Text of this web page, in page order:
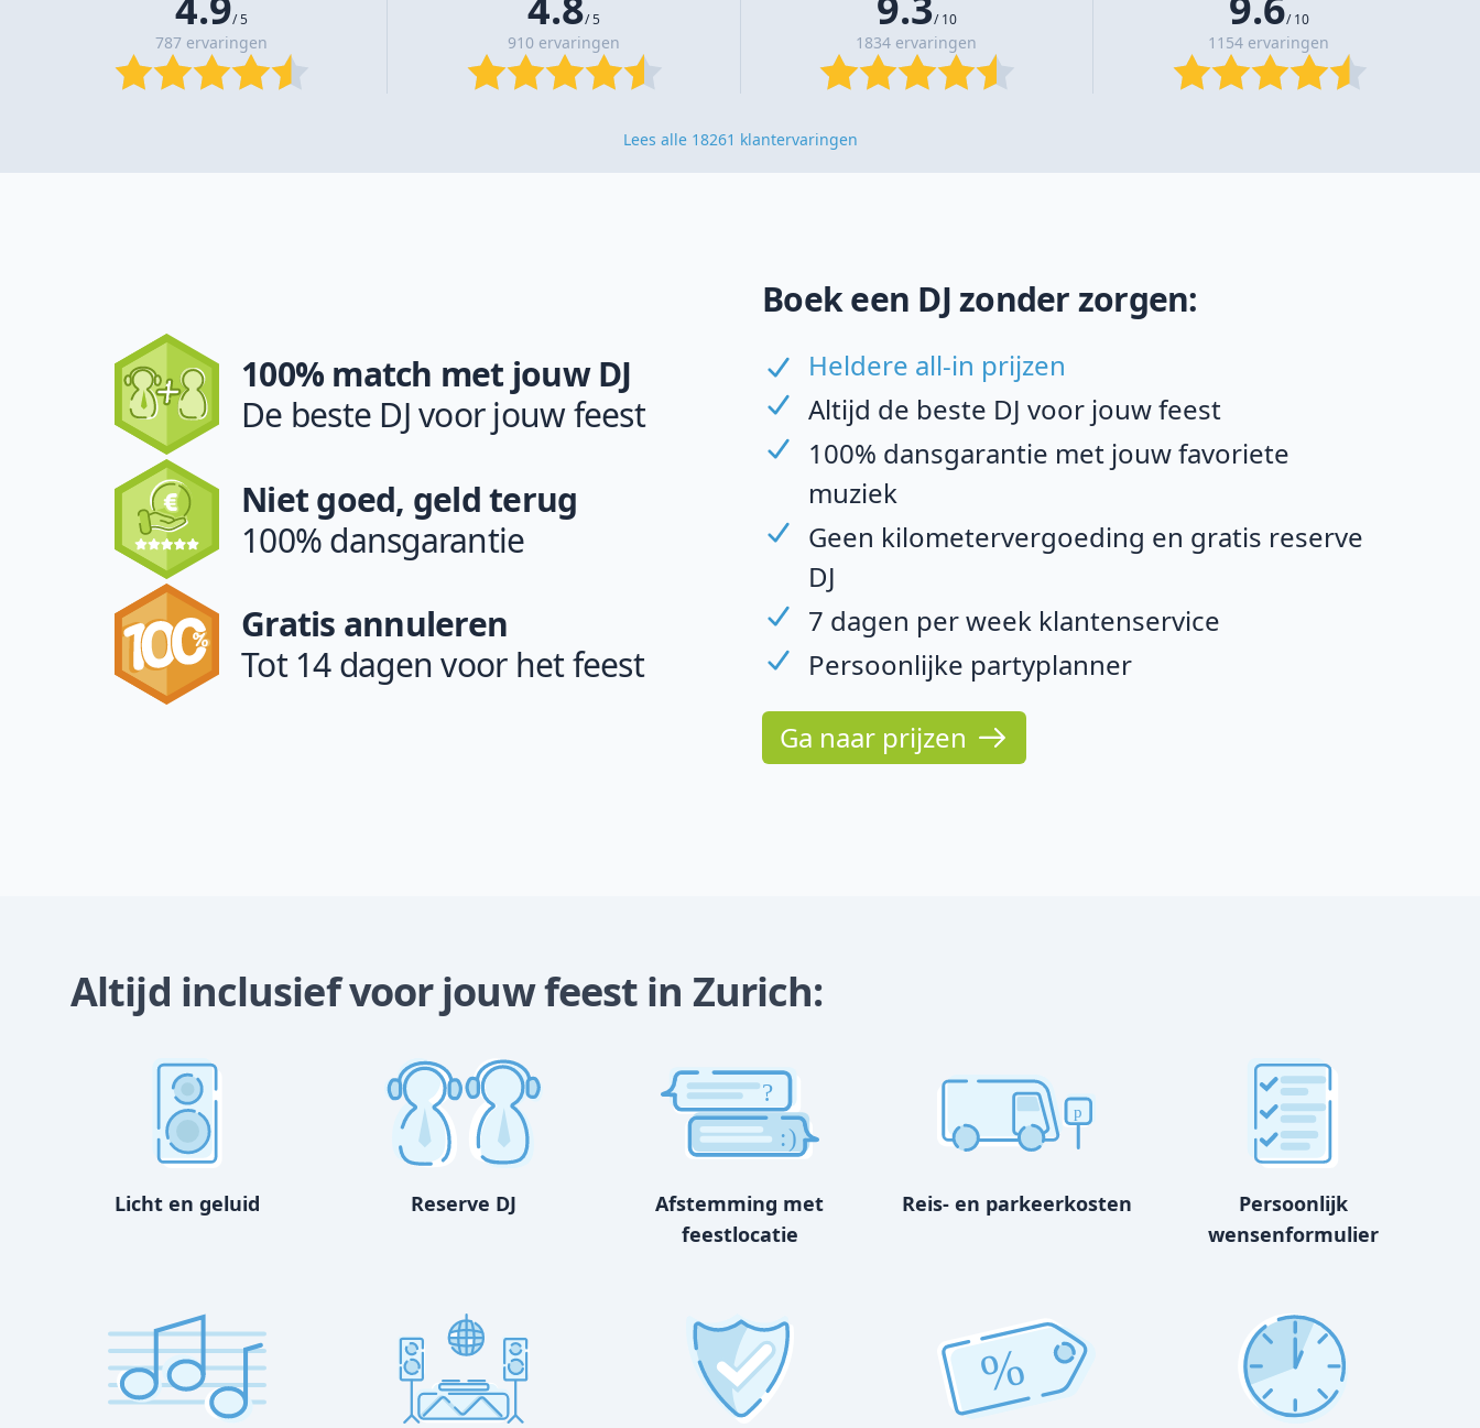
/ 5
787 ervaringen
/ 5
910 ervaringen
/ 10
1834 ervaringen
/ 10
1154 ervaringen
Lees alle 18261 klantervaringen
100% match met jouw DJ
De beste DJ voor jouw feest
Niet goed, geld terug
100% dansgarantie
Gratis annuleren
Tot 14 dagen voor het feest
Boek een DJ zonder zorgen:
Heldere all-in prijzen
Altijd de beste DJ voor jouw feest
100% dansgarantie met jouw favoriete
muziek
Geen kilometervergoeding en gratis reserve
DJ
7 dagen per week klantenservice
Persoonlijke partyplanner
Ga naar prijzen
Altijd inclusief voor jouw feest in Zurich:
Licht en geluid Reserve DJ
?
:)
Afstemming met
feestlocatie
p
Reis- en parkeerkosten
Persoonlijk
wensenformulier
%